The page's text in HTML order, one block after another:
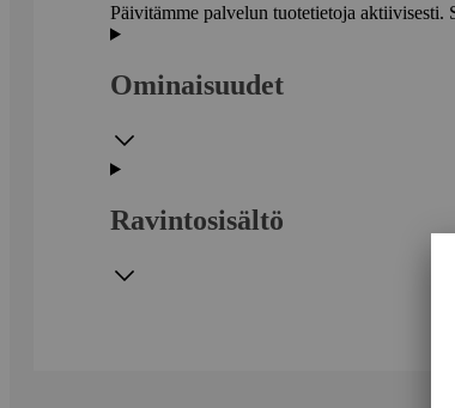
Päivitämme palvelun tuotetietoja aktiivisesti.
Ominaisuudet
Ravintosisältö